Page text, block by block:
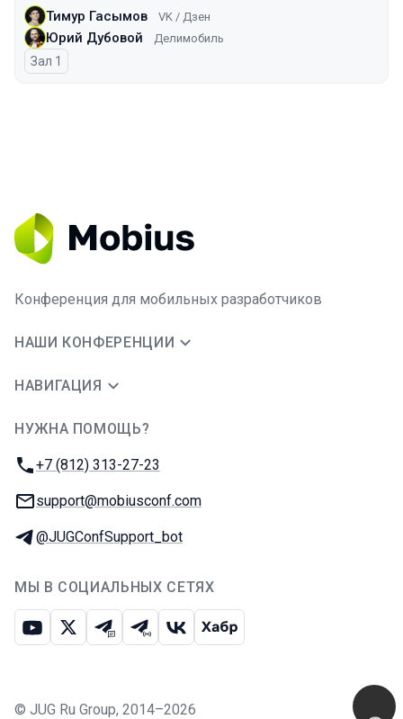
Тимур Гасымов VK / Дзен
Юрий Дубовой Делимобиль
Зал 1
Конференция для мобильных разработчиков
НАШИ КОНФЕРЕНЦИИ
НАВИГАЦИЯ
НУЖНА ПОМОЩЬ?
Телефон:
+7 (812) 313-27-23
E-mail:
support@mobiusconf.com
Телеграм:
@JUGConfSupport_bot
МЫ В СОЦИАЛЬНЫХ СЕТЯХ
ЮтубИкс Телеграм-чат
Телеграм-канал
ВКонтакте
Хабр
© JUG Ru Group, 2014–2026